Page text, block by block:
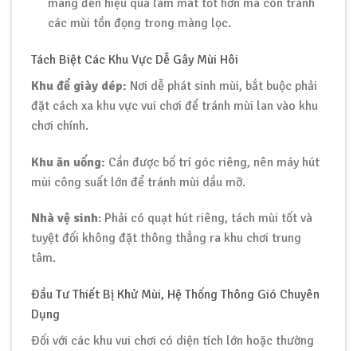
các mùi tồn đọng trong màng lọc.
Tách Biệt Các Khu Vực Dễ Gây Mùi Hôi
Khu để giày dép: Nơi dễ phát sinh mùi, bắt buộc phải
đặt cách xa khu vực vui chơi để tránh mùi lan vào khu
chơi chính.
Khu ăn uống: Cần được bố trí góc riêng, nên máy hút
mùi công suất lớn để tránh mùi dầu mỡ.
Nhà vệ sinh: Phải có quạt hút riêng, tách mùi tốt và
tuyệt đối không đặt thông thẳng ra khu chơi trung
tâm.
Đầu Tư Thiết Bị Khử Mùi, Hệ Thống Thông Gió Chuyên
Dụng
Đối với các khu vui chơi có diện tích lớn hoặc thường